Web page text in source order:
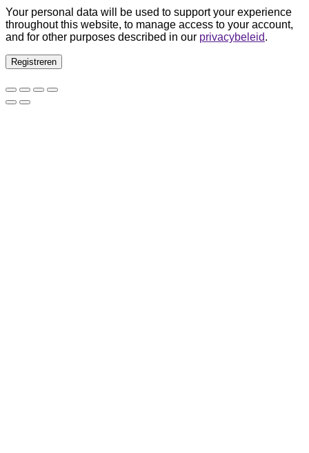
Your personal data will be used to support your experience
throughout this website, to manage access to your account,
and for other purposes described in our privacybeleid.
Registreren